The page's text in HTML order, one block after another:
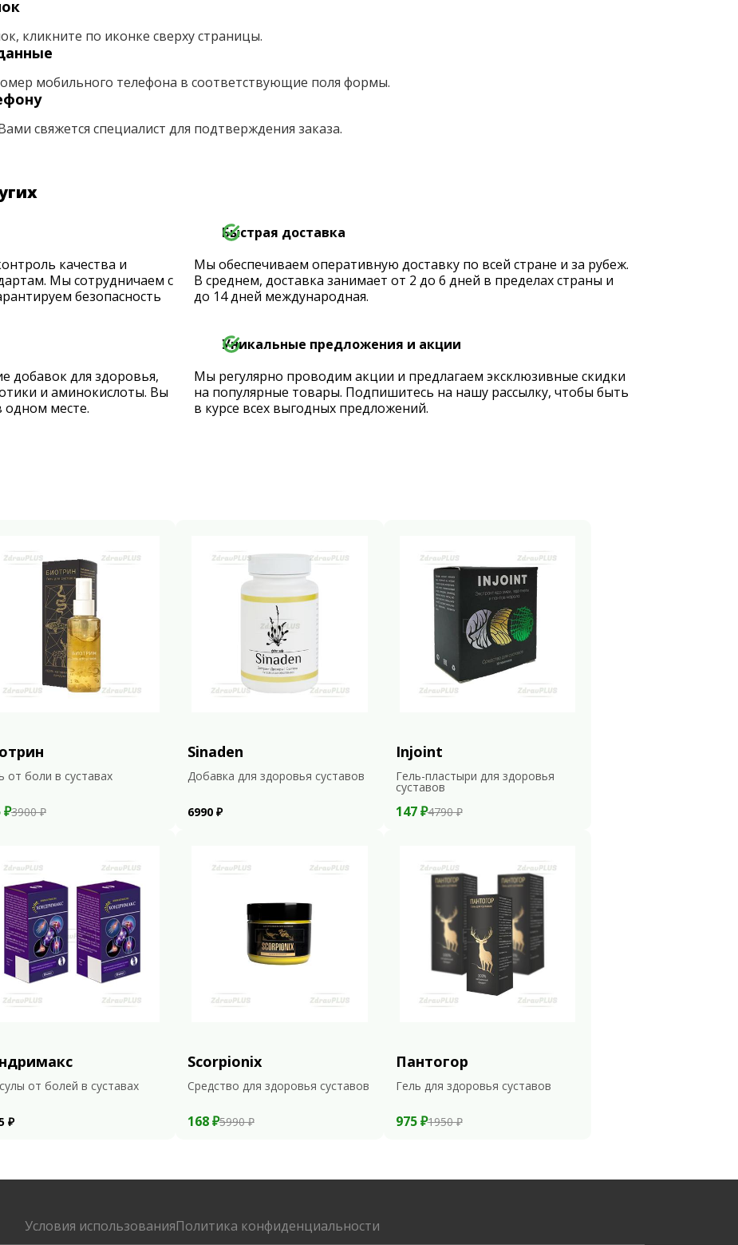
кликните по иконке сверху страницы.
мобильного телефона в соответствующие поля формы.
свяжется специалист для подтверждения заказа.
качества и
Мы сотрудничаем с
безопасность
Быстрая доставка
Мы обеспечиваем оперативную доставку по всей стране и за рубеж.
В среднем, доставка занимает от 2 до 6 дней в пределах страны и
до 14 дней международная.
добавок для здоровья,
и аминокислоты. Вы
одном месте.
Уникальные предложения и акции
Мы регулярно проводим акции и предлагаем эксклюзивные скидки
на популярные товары. Подпишитесь на нашу рассылку, чтобы быть
в курсе всех выгодных предложений.
от боли в суставах
₽3900 ₽
Sinaden
Добавка для здоровья суставов
6990 ₽
Injoint
Гель-пластыри для здоровья
суставов
147 ₽4790 ₽
от болей в суставах
₽
Scorpionix
Средство для здоровья суставов
168 ₽5990 ₽
Пантогор
Гель для здоровья суставов
975 ₽1950 ₽
Условия использованияПолитика конфиденциальности